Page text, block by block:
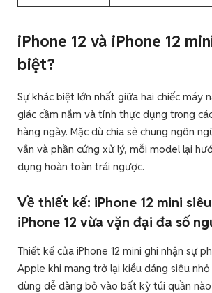
iPhone 12 và iPhone 12
biệt?
Sự khác biệt lớn nhất giữa hai chiếc máy
giác cầm nắm và tính thực dụng trong
hàng ngày. Mặc dù chia sẻ chung ngôn
vắn và phần cứng xử lý, mỗi model lại
dụng hoàn toàn trái ngược.
Về thiết kế: iPhone 12 mini
iPhone 12 vừa vặn đại đa số
Thiết kế của iPhone 12 mini ghi nhận sự
Apple khi mang trở lại kiểu dáng siêu
dùng dễ dàng bỏ vào bất kỳ túi quần